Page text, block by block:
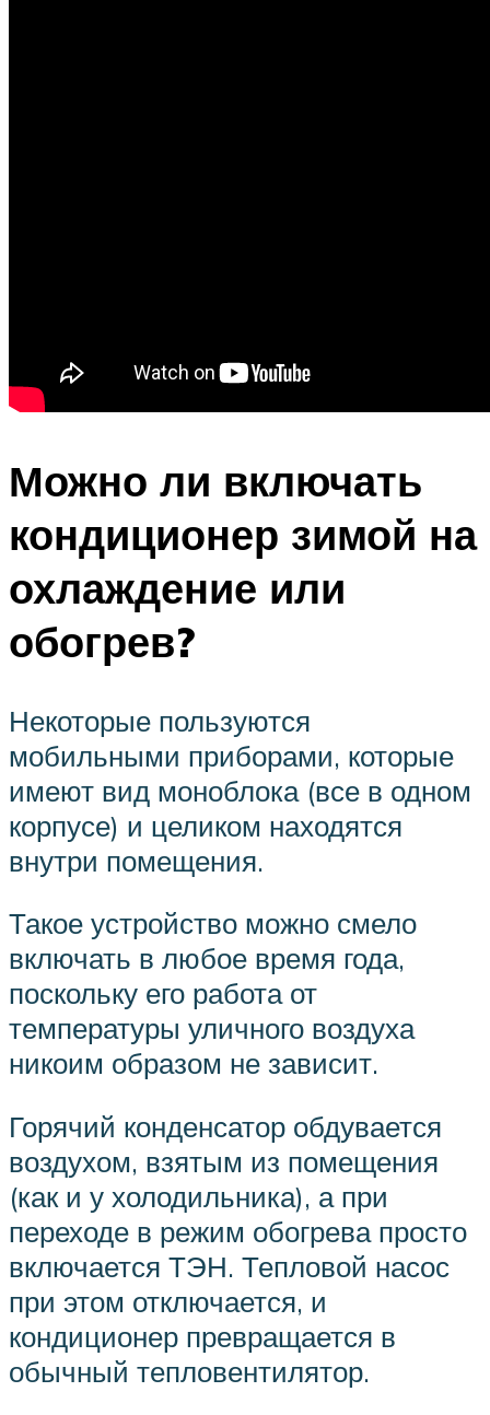
Можно ли включать
кондиционер зимой на
охлаждение или
обогрев?
Некоторые пользуются
мобильными приборами, которые
имеют вид моноблока (все в одном
корпусе) и целиком находятся
внутри помещения.
Такое устройство можно смело
включать в любое время года,
поскольку его работа от
температуры уличного воздуха
никоим образом не зависит.
Горячий конденсатор обдувается
воздухом, взятым из помещения
(как и у холодильника), а при
переходе в режим обогрева просто
включается ТЭН. Тепловой насос
при этом отключается, и
кондиционер превращается в
обычный тепловентилятор.